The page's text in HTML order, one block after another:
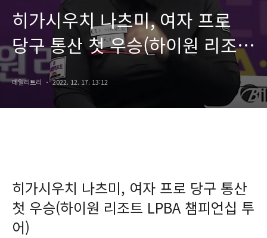
히가시우치 나츠미, 여자 프로
당구 통산 첫 우승(하이원 리조트
LPBA 챔피언십 투어)
데일리트리 2022. 12. 17. 13:12
히가시우치 나츠미, 여자 프로 당구 통산
첫 우승(하이원 리조트 LPBA 챔피언십 투
어)